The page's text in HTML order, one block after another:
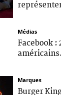
Médias
Facebook :
Marques
Burger